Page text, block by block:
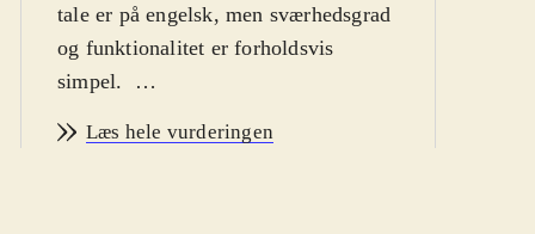
tale er på engelsk, men sværhedsgrad
og funktionalitet er forholdsvis
simpel.
Oliver, som begiver sig ud på en
Læs hele vurderingen